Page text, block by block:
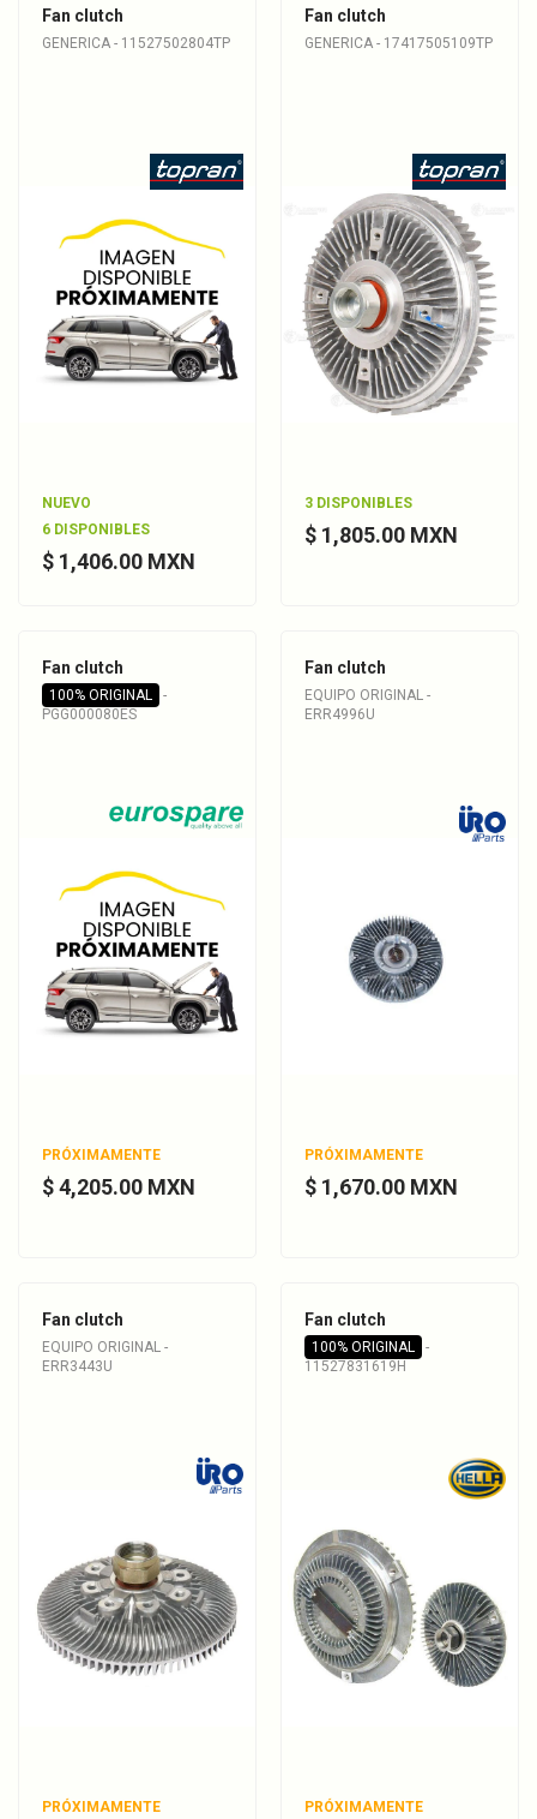
Fan clutch
GENERICA - 11527502804TP
NUEVO
6 DISPONIBLES
$ 1,406.00 MXN
Fan clutch
GENERICA - 17417505109TP
3 DISPONIBLES
$ 1,805.00 MXN
Fan clutch
100% ORIGINAL
-
PGG000080ES
PRÓXIMAMENTE
$ 4,205.00 MXN
Fan clutch
EQUIPO ORIGINAL -
ERR4996U
PRÓXIMAMENTE
$ 1,670.00 MXN
Fan clutch
EQUIPO ORIGINAL -
ERR3443U
PRÓXIMAMENTE
Fan clutch
100% ORIGINAL
-
11527831619H
PRÓXIMAMENTE